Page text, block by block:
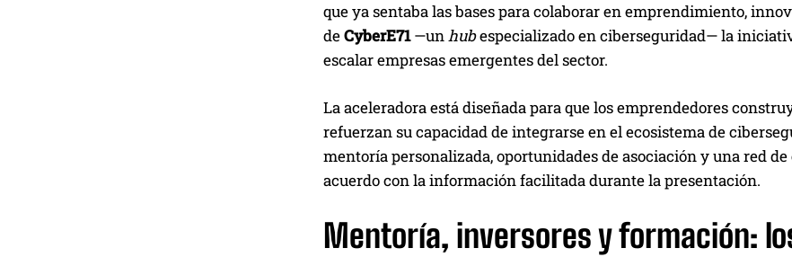
que ya sentaba las bases para colaborar en emprendimiento,
deCyberE71—unhubespecializado en ciberseguridad— la
escalar empresas emergentes del sector.
La aceleradora está diseñada para que los emprendedores
refuerzan su capacidad de integrarse en el ecosistema de
mentoría personalizada, oportunidades de asociación y una red
acuerdo con la información facilitada durante la presentación.
Mentoría, inversores y formación: